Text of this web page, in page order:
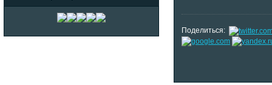
Поделиться: